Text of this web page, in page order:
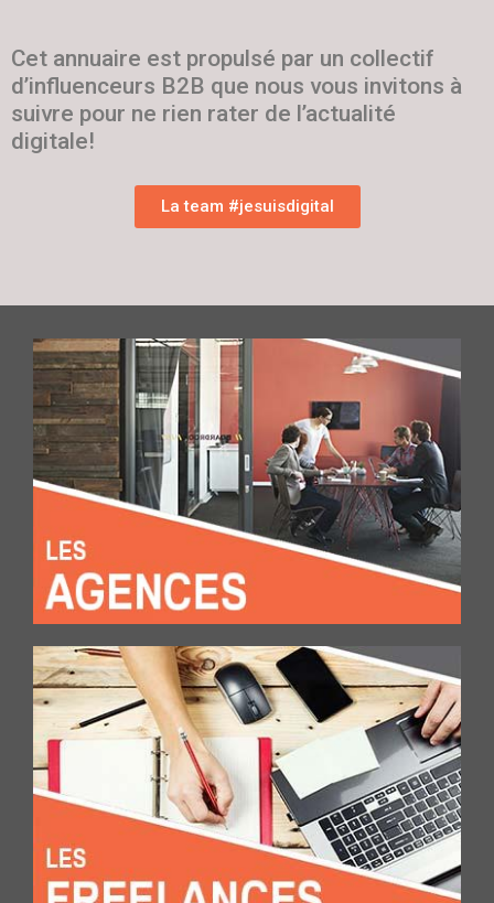
Cet annuaire est propulsé par un collectif
d’influenceurs B2B que nous vous invitons à
suivre pour ne rien rater de l’actualité
digitale!
La team #jesuisdigital